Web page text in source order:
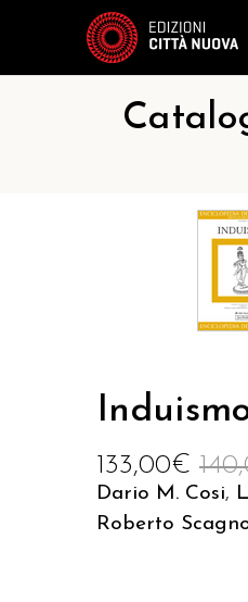
133,00€
Dario M. Cosi,
Roberto